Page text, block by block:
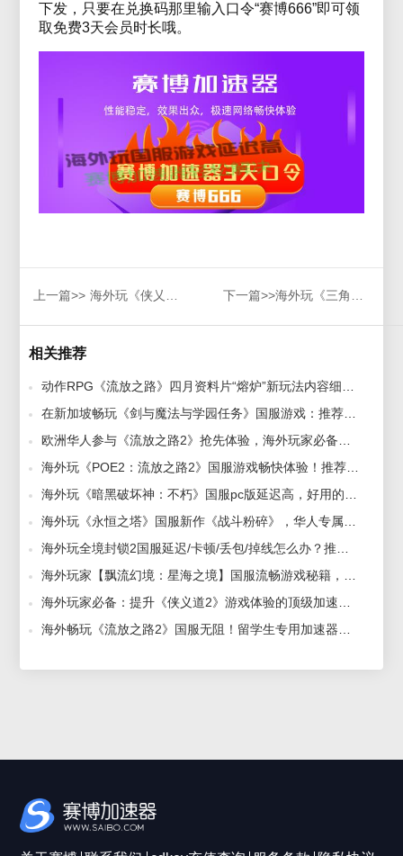
下发，只要在兑换码那里输入口令“赛博666”即可领
取免费3天会员时长哦。
上一篇>> 海外玩​《侠乂行:浪迹天涯》用什么加速器，海外玩​《侠乂行:浪迹天涯》加速期推荐 下一篇>>海外玩《三角洲行动》国服延迟高，卡顿闪退解决方法
相关推荐